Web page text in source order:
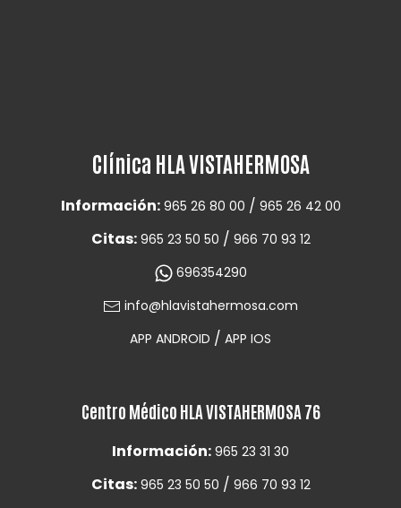
Clínica HLA VISTAHERMOSA
Información: 965 26 80 00 / 965 26 42 00
Citas: 965 23 50 50 / 966 70 93 12
696354290
info@hlavistahermosa.com
APP ANDROID / APP IOS
Centro Médico HLA VISTAHERMOSA 76
Información: 965 23 31 30
Citas: 965 23 50 50 / 966 70 93 12